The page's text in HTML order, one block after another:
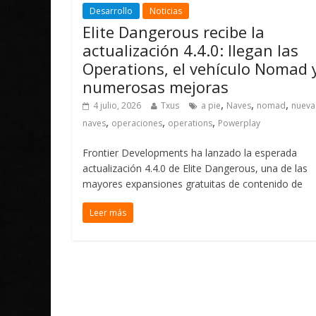
Desarrollo Noticias
Elite Dangerous recibe la
actualización 4.4.0: llegan las
Operations, el vehículo Nomad
numerosas mejoras
4 julio, 2026 Txus a pie, Naves, nomad,
naves, operaciones, operations, Powerplay
Frontier Developments ha lanzado la esperada
actualización 4.4.0 de Elite Dangerous, una de las
mayores expansiones gratuitas de contenido de
Leer más